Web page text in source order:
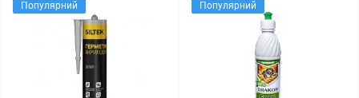
Популярний Популярний